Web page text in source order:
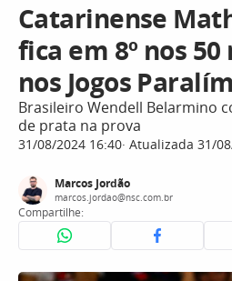
Catarinense
fica em 8º nos
nos Jogos
Brasileiro Wendell Belarmino
de prata na prova
31/08/2024 16:40 Atualizada 31/
Marcos Jordão
marcos.jordao@nsc.com.br
Compartilhe: